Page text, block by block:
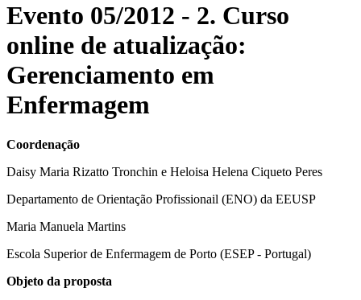
Evento 05/2012 - 2. Curso
online de atualização:
Gerenciamento em
Enfermagem
Coordenação
Daisy Maria Rizatto Tronchin e Heloisa Helena Ciqueto Peres
Departamento de Orientação Profissionail (ENO) da EEUSP
Maria Manuela Martins
Escola Superior de Enfermagem de Porto (ESEP - Portugal)
Objeto da proposta